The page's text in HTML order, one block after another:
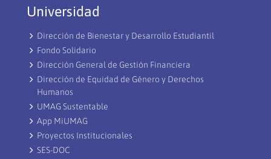
Universidad
Dirección de Bienestar y Desarrollo Estudiantil
Fondo Solidario
Dirección General de Gestión Financiera
Dirección de Equidad de Género y Derechos
Humanos
UMAG Sustentable
App MiUMAG
Proyectos Institucionales
SES-DOC